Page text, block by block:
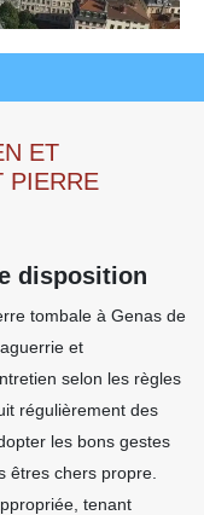
ET
PIERRE
disposition
tombale à Genas de
et
selon les règles
régulièrement des
les bons gestes
êtres chers propre.
tenant